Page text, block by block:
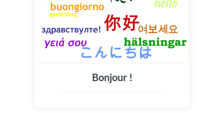
Bonjour !